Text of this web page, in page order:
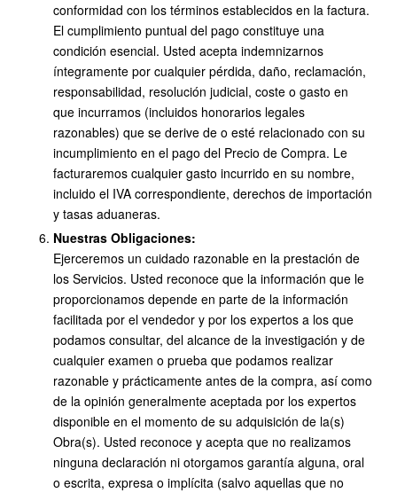
conformidad con los términos establecidos en la factura.
El cumplimiento puntual del pago constituye una
condición esencial. Usted acepta indemnizarnos
íntegramente por cualquier pérdida, daño, reclamación,
responsabilidad, resolución judicial, coste o gasto en
que incurramos (incluidos honorarios legales
razonables) que se derive de o esté relacionado con su
incumplimiento en el pago del Precio de Compra. Le
facturaremos cualquier gasto incurrido en su nombre,
incluido el IVA correspondiente, derechos de importación
y tasas aduaneras.
Nuestras Obligaciones:
Ejerceremos un cuidado razonable en la prestación de
los Servicios. Usted reconoce que la información que le
proporcionamos depende en parte de la información
facilitada por el vendedor y por los expertos a los que
podamos consultar, del alcance de la investigación y de
cualquier examen o prueba que podamos realizar
razonable y prácticamente antes de la compra, así como
de la opinión generalmente aceptada por los expertos
disponible en el momento de su adquisición de la(s)
Obra(s). Usted reconoce y acepta que no realizamos
ninguna declaración ni otorgamos garantía alguna, oral
o escrita, expresa o implícita (salvo aquellas que no